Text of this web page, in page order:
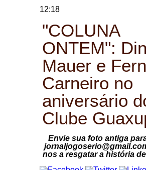
12:18
"COLUNA
ONTEM":
Mauer e
Carneiro no
aniversário
Clube
Envie sua foto antiga
nos a resgatar a história